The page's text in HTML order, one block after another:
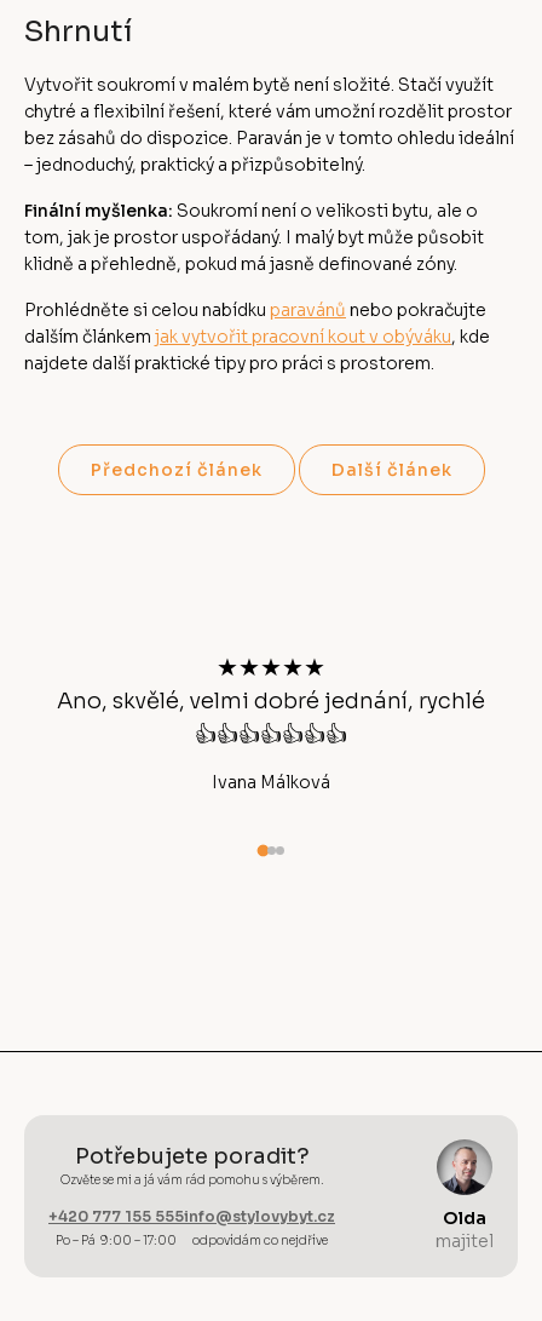
Shrnutí
Vytvořit soukromí v malém bytě není složité. Stačí využít
chytré a flexibilní řešení, které vám umožní rozdělit prostor
bez zásahů do dispozice. Paraván je v tomto ohledu ideální
– jednoduchý, praktický a přizpůsobitelný.
Finální myšlenka: Soukromí není o velikosti bytu, ale o
tom, jak je prostor uspořádaný. I malý byt může působit
klidně a přehledně, pokud má jasně definované zóny.
Prohlédněte si celou nabídku paravánů nebo pokračujte
dalším článkem jak vytvořit pracovní kout v obýváku, kde
najdete další praktické tipy pro práci s prostorem.
Předchozí článek Další článek
★★★★★
Ano, skvělé, velmi dobré jednání, rychlé
👍👍👍👍👍👍👍
Ivana Málková
Potřebujete poradit?
Ozvěte se mi a já vám rád pomohu s výběrem.
+420 777 155 555
Po – Pá 9:00 – 17:00
info@stylovybyt.cz
odpovídám co nejdříve
Olda
majitel